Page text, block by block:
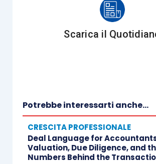
obiettivi e finalità;
comunicativi per
Un facilitatore espertoriconosce
necessità di ogni situazionee,
circostanze, utilizza
Scarica il
Potrebbe interessarti anche...
CRESCITA PROFESSIONALE
Deal Language for
Valuation, Due Diligence, and
Numbers Behind the